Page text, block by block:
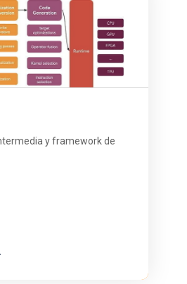
y framework de